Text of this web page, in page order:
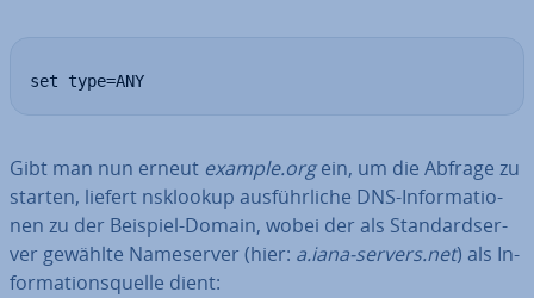
set type=ANY
Gibt man nun erneut example.orgein, um die Abfrage zu
starten, liefert nsklookup aus­führ­li­che DNS-In­for­ma­tio­
nen zu der Beispiel-Domain, wobei der als Stan­dard­ser­
ver gewählte Name­ser­ver (hier: a.iana-servers.net) als In­
for­ma­ti­ons­quel­le dient: